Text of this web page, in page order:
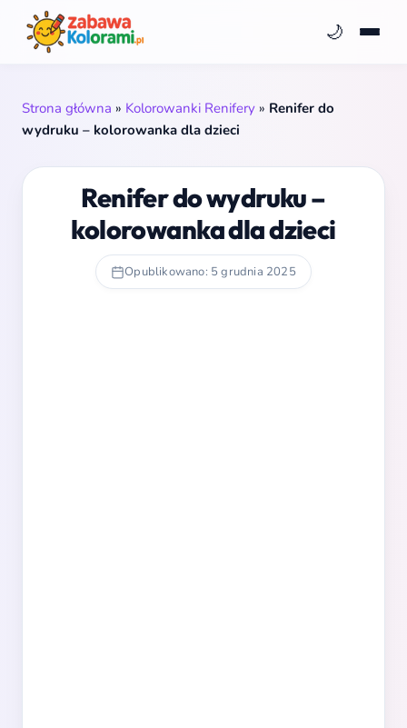
🌙
Strona główna » Kolorowanki Renifery » Renifer do
wydruku – kolorowanka dla dzieci
Renifer do wydruku –
kolorowanka dla dzieci
Opublikowano: 5 grudnia 2025